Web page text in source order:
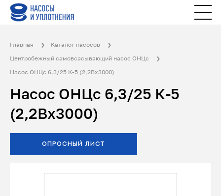
Главная
Каталог насосов
Центробежный самовсасывающий насос ОНЦс
Насос ОНЦс 6,3/25 К-5 (2,2Вх3000)
Насос ОНЦс 6,3/25 К-5
(2,2Вх3000)
ОПРОСНЫЙ ЛИСТ